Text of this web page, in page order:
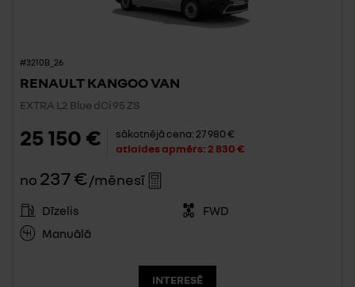
#3210B_26
RENAULT KANGOO VAN
EXTRA L2 Blue dCi 95 ZS
25 150 € sākotnējā cena: 27 980 €
atlaides apmērs: 2 830 €
no 237 € /mēnesī
Dīzelis
FWD
Manuālā
INTERESĒ